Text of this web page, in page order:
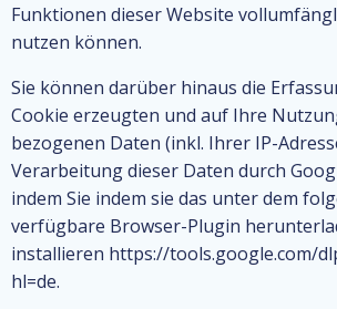
Funktionen dieser Website
nutzen können.
Sie können darüber hinaus die
Cookie erzeugten und auf Ihre
bezogenen Daten (inkl. Ihrer IP-
Verarbeitung dieser Daten durch
indem Sie indem sie das unter dem
verfügbare Browser-Plugin
installieren https://tools.google.com/
hl=de.